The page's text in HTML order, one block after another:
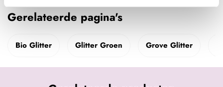
Gerelateerde pagina's
Bio Glitter Glitter Groen Grove Glitter